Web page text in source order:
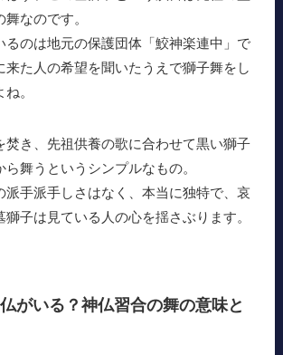
なのです。
るのは地元の保護団体「鮫神楽連中」で
来た人の希望を聞いたうえで獅子舞をし
。
焚き、先祖供養の歌に合わせて黒い獅子
舞うというシンプルなもの。
派手派手しさはなく、本当に独特で、哀
子は見ている人の心を揺さぶります。
がいる？神仏習合の舞の意味と